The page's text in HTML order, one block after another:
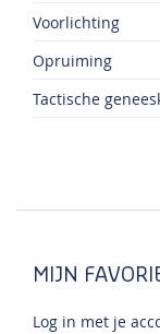
Voorlichting
Opruiming
Tactische
MIJN
Log in met je